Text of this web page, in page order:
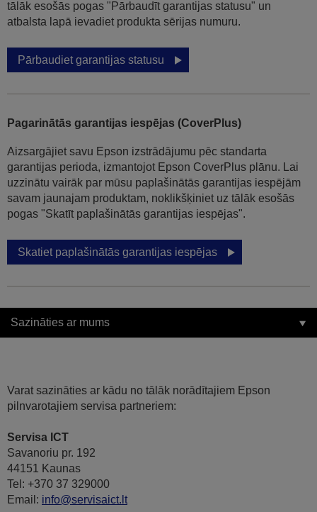
tālāk esošās pogas "Pārbaudīt garantijas statusu" un
atbalsta lapā ievadiet produkta sērijas numuru.
Pārbaudiet garantijas statusu
Pagarinātās garantijas iespējas (CoverPlus)
Aizsargājiet savu Epson izstrādājumu pēc standarta
garantijas perioda, izmantojot Epson CoverPlus plānu. Lai
uzzinātu vairāk par mūsu paplašinātās garantijas iespējām
savam jaunajam produktam, noklikšķiniet uz tālāk esošās
pogas "Skatīt paplašinātās garantijas iespējas".
Skatiet paplašinātās garantijas iespējas
Sazināties ar mums
Varat sazināties ar kādu no tālāk norādītajiem Epson
pilnvarotajiem servisa partneriem:
Servisa ICT
Savanoriu pr. 192
44151 Kaunas
Tel: +370 37 329000
Email: info@servisaict.lt